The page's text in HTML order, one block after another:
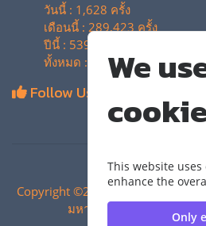
We
This website
enhance the
Only
วันนี้ : 1,628 ครั้ง
เดือนนี้ : 289,423 ครั้ง
ปีนี้ : 539,600 ครั้ง
ทั้งหมด : 4,130,550 ครั้ง
Follow Us
Copyright ©2024 สำนักวิทยบริการ
มหาวิทยาลัยเทคโนโลยีรา